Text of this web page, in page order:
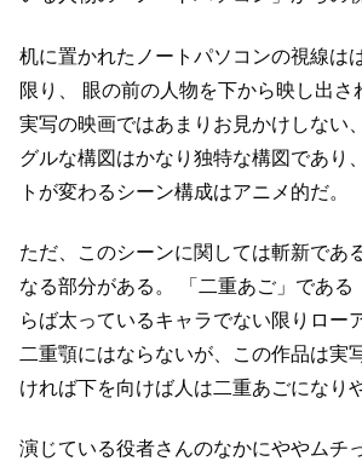
机に置かれたノートパソコンの視線は
限り、
眼の前の人物を下から映し出さ
実写の映画ではあまりお見かけしない、
グルな構図はかなり独特な構図であり、
トが変わるシーン構成はアニメ的だ。
ただ、このシーンに関しては斬新であ
なる部分がある。
「二重あご」である
らば太っているキャラでない限りロー
二重顎にはならないが、この作品は実
ければ下を向けば人は二重あごになり
演じている役者さんのなかにややムチ